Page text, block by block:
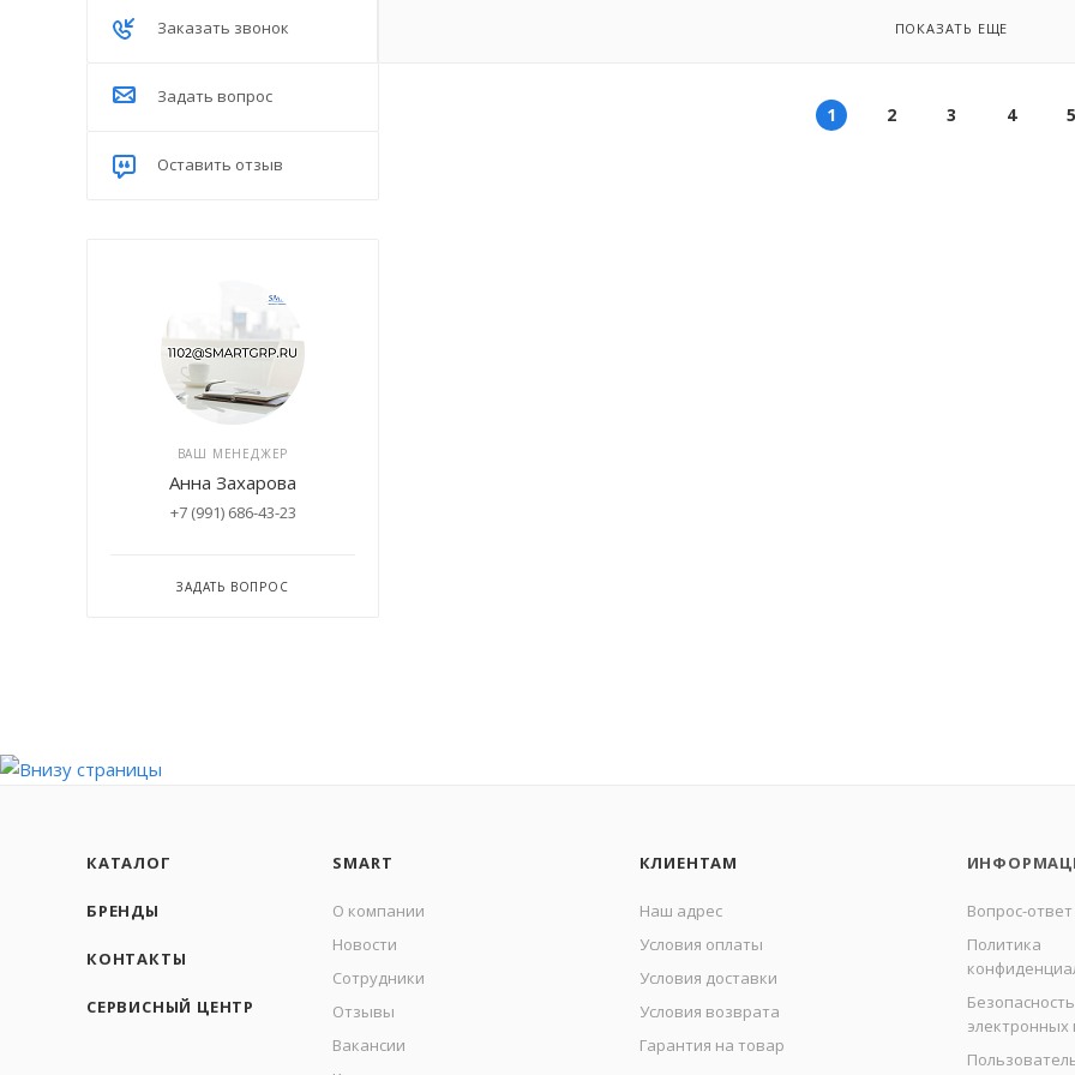
ПОКАЗАТЬ ЕЩЕ
1 2 3 4 5
Заказать звонок
Задать вопрос
Оставить отзыв
ВАШ МЕНЕДЖЕР
Анна Захарова
+7 (991) 686-43-23
ЗАДАТЬ ВОПРОС
КАТАЛОГ
БРЕНДЫ
КОНТАКТЫ
СЕРВИСНЫЙ ЦЕНТР
SMART
О компании
Новости
Сотрудники
Отзывы
Вакансии
КЛИЕНТАМ
Наш адрес
Условия оплаты
Условия доставки
Условия возврата
Гарантия на товар
Вопрос-ответ
Политика
Безопасность
электронных